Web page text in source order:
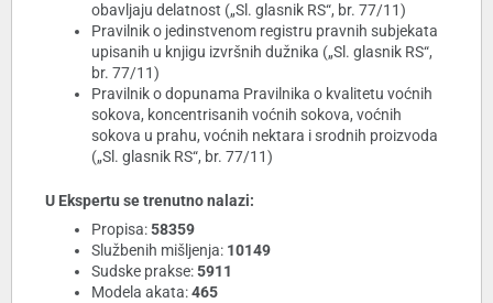
obavljaju delatnost („Sl. glasnik RS“, br. 77/11)
Pravilnik o jedinstvenom registru pravnih subjekata
upisanih u knjigu izvršnih dužnika („Sl. glasnik RS“,
br. 77/11)
Pravilnik o dopunama Pravilnika o kvalitetu voćnih
sokova, koncentrisanih voćnih sokova, voćnih
sokova u prahu, voćnih nektara i srodnih proizvoda
(„Sl. glasnik RS“, br. 77/11)
U Ekspertu se trenutno nalazi:
Propisa:58359
Službenih mišljenja: 10149
Sudske prakse:5911
Modela akata:465